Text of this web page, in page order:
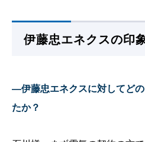
伊藤忠エネクスの印
—伊藤忠エネクスに対してど
たか？